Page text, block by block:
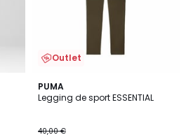
Outlet
PUMA
Legging de sport ESSENTIAL
40,00 €
2
Couleurs